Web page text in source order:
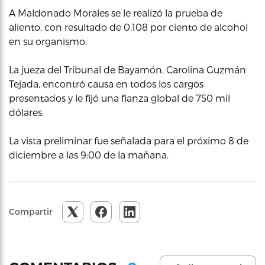
A Maldonado Morales se le realizó la prueba de
aliento, con resultado de 0.108 por ciento de alcohol
en su organismo.
La jueza del Tribunal de Bayamón, Carolina Guzmán
Tejada, encontró causa en todos los cargos
presentados y le fijó una fianza global de 750 mil
dólares.
La vista preliminar fue señalada para el próximo 8 de
diciembre a las 9:00 de la mañana.
Compartir